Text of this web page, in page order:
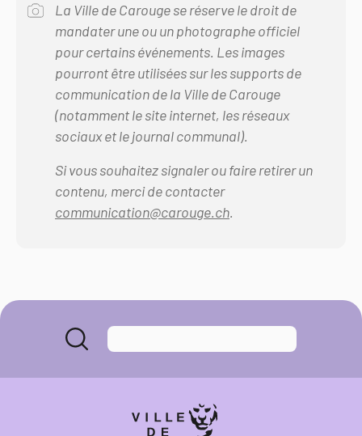
La Ville de Carouge se réserve le droit de
mandater une ou un photographe officiel
pour certains événements. Les images
pourront être utilisées sur les supports de
communication de la Ville de Carouge
(notamment le site internet, les réseaux
sociaux et le journal communal).
Si vous souhaitez signaler ou faire retirer un
contenu, merci de contacter
communication@carouge.ch.